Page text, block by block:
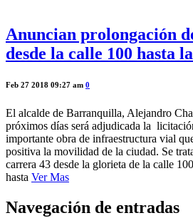
Anuncian prolongación
desde la calle 100 hasta
Feb 27 2018 09:27 am 0
El alcalde de Barranquilla, Alejandro
próximos días será adjudicada la
importante obra de infraestructura vial
positiva la movilidad de la ciudad. Se
carrera 43 desde la glorieta de la calle
hasta Ver Mas
Navegación de entradas